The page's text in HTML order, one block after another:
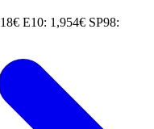
E10: 1,954€ SP98: